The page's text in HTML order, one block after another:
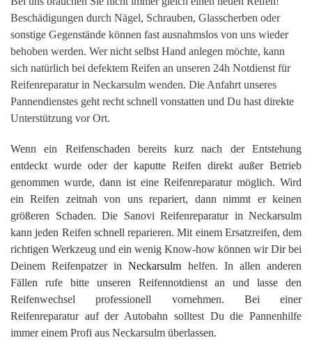
Beschädigungen durch Nägel, Schrauben, Glasscherben oder
sonstige Gegenstände können fast ausnahmslos von uns wieder
behoben werden. Wer nicht selbst Hand anlegen möchte, kann
sich natürlich bei defektem Reifen an unseren 24h Notdienst für
Reifenreparatur in Neckarsulm wenden. Die Anfahrt unseres
Pannendienstes geht recht schnell vonstatten und Du hast direkte
Unterstützung vor Ort.
Wenn ein Reifenschaden bereits kurz nach der Entstehung
entdeckt wurde oder der kaputte Reifen direkt außer Betrieb
genommen wurde, dann ist eine Reifenreparatur möglich. Wird
ein Reifen zeitnah von uns repariert, dann nimmt er keinen
größeren Schaden. Die Sanovi Reifenreparatur in Neckarsulm
kann jeden Reifen schnell reparieren. Mit einem Ersatzreifen, dem
richtigen Werkzeug und ein wenig Know-how können wir Dir bei
Deinem Reifenpatzer inNeckarsulm helfen. In allen anderen
Fällen rufe bitte unseren Reifennotdienst an und lasse den
Reifenwechsel professionell vornehmen. Bei einer
Reifenreparatur auf der Autobahn solltest Du die Pannenhilfe
immer einem Profi aus Neckarsulm überlassen.